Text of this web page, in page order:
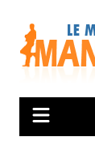
contenu